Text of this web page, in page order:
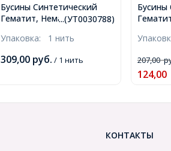
...(УТ0030788)
Бусины Синтетический
Гематит, Немагнитный, На
Золото, Диаметр: 8мм,
50шт/40см/нить,
Упаковка: 1 нить
309,00 руб. / 1 нить
Бусины
4мм,
95шт/
207,00
124,00
КОНТАКТЫ